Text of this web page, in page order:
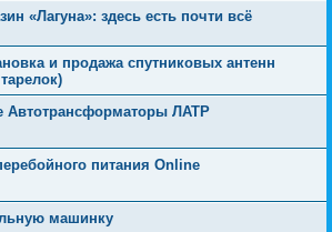
«Лагуна»: здесь есть почти всё
и продажа спутниковых антенн
Автотрансформаторы ЛАТР
питания Online
машинку